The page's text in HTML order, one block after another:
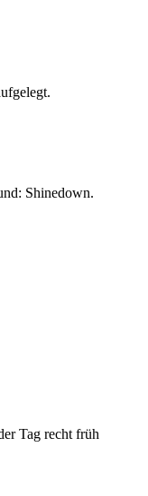
Shinedown.
Tag recht früh